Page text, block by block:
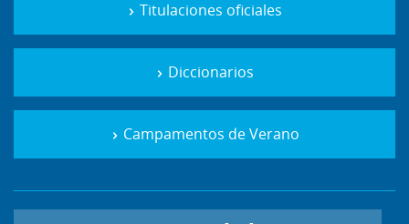
Titulaciones oficiales
Diccionarios
Campamentos de Verano